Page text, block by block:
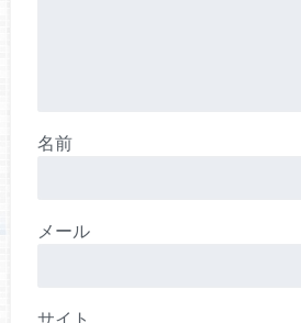
名前
メール
サイト